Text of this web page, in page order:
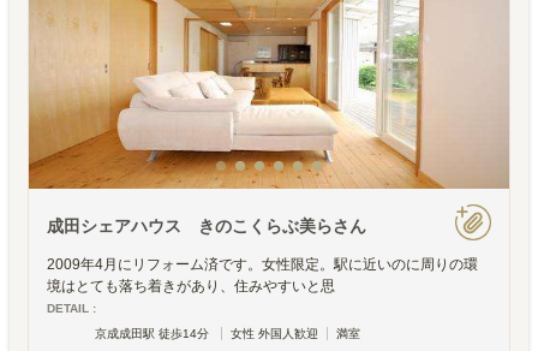
成田シェアハウス きのこくらぶ美らさん
2009年4月にリフォーム済です。女性限定。駅に近いのに周りの環
境はとても落ち着きがあり、住みやすいと思
DETAIL :
京成成田駅 徒歩14分
女性 外国人歓迎 満室